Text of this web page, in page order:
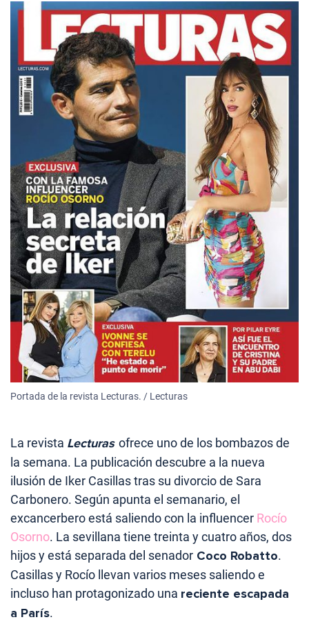
Portada de la revista Lecturas. / Lecturas
La revista Lecturas ofrece uno de los bombazos de
la semana. La publicación descubre a la nueva
ilusión de Iker Casillas tras su divorcio de Sara
Carbonero. Según apunta el semanario, el
excancerbero está saliendo con la influencer Rocío
Osorno. La sevillana tiene treinta y cuatro años, dos
hijos y está separada del senador Coco Robatto.
Casillas y Rocío llevan varios meses saliendo e
incluso han protagonizado una reciente escapada
a París.